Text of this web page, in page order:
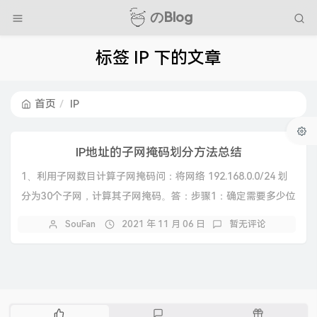
のBlog
标签 IP 下的文章
首页 IP
IP地址的子网掩码划分方法总结
1、利用子网数目计算子网掩码问：将网络 192.168.0.0/24 划
分为30个子网，计算其子网掩码。答：步骤1：确定需要多少位
SouFan 2021 年 11 月 06 日 暂无评论
热 随